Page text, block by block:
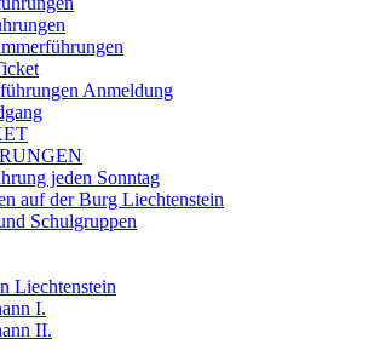
Anmeldung
jeden Sonntag
auf der Burg Liechtenstein
Schulgruppen
Liechtenstein
I.
II.